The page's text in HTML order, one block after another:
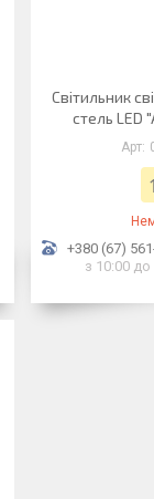
Світильник
стель LED
+380 (67)
з 10:00 до